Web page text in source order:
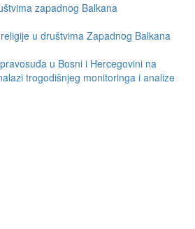
zapadnog Balkana
u društvima Zapadnog Balkana
u Bosni i Hercegovini na
trogodišnjeg monitoringa i analize